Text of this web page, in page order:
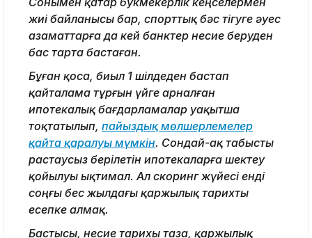
жиі байланысы бар, спорттық бәс тігуге әуес
азаматтарға да кей банктер несие беруден
бас тарта бастаған.
Бұған қоса, биыл 1 шілдеден бастап
қайталама тұрғын үйге арналған
ипотекалық бағдарламалар уақытша
тоқтатылып, пайыздық мөлшерлемелер
қайта қаралуы мүмкін. Сондай-ақ табысты
растаусыз берілетін ипотекаларға шектеу
қойылуы ықтимал. Ал скоринг жүйесі енді
соңғы бес жылдағы қаржылық тарихты
есепке алмақ.
Бастысы, несие тарихы таза, қаржылық